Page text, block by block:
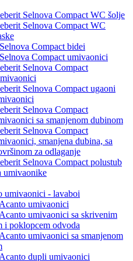
Selnova Compact WC šolje
Selnova Compact WC
Compact bidei
Compact umivaonici
Selnova Compact
Selnova Compact ugaoni
Selnova Compact
sa smanjenom dubinom
Selnova Compact
smanjena dubina, sa
za odlaganje
Selnova Compact polustub
umivaonike
umivaonici - lavaboi
umivaonici
umivaonici sa skrivenim
i poklopcem odvoda
umivaonici sa smanjenom
dupli umivaonici